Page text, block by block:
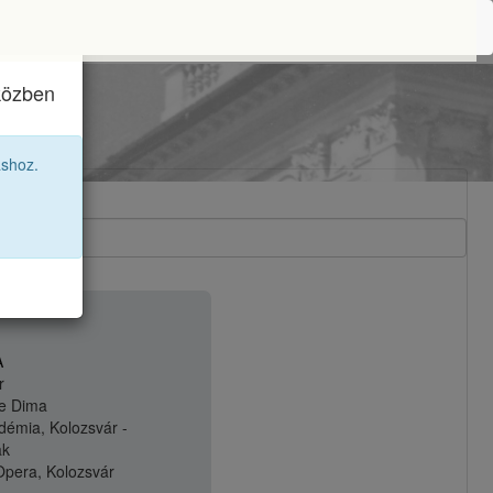
Dima
Kolozsvár -
Kolozsvár